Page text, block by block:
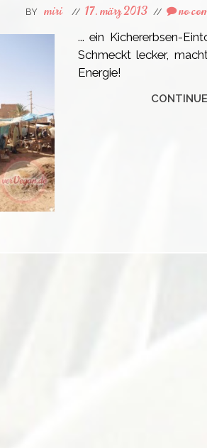
BY miri // 17. märz 2013 // no
... ein Kichererbsen-
Schmeckt lecker,
Energie!